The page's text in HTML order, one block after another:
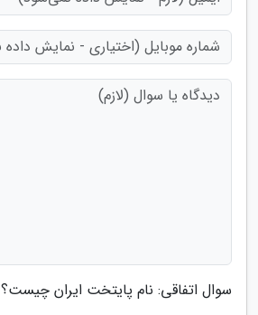
سوال اتفاقی: نام پایتخت ایران چیست؟